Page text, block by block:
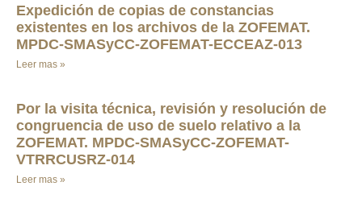
Expedición de copias de constancias
existentes en los archivos de la ZOFEMAT.
MPDC-SMASyCC-ZOFEMAT-ECCEAZ-013
Leer mas »
Por la visita técnica, revisión y resolución de
congruencia de uso de suelo relativo a la
ZOFEMAT. MPDC-SMASyCC-ZOFEMAT-
VTRRCUSRZ-014
Leer mas »